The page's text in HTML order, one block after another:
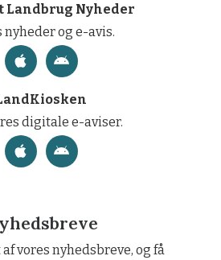
Landbrug Nyheder
nyheder og e-avis.
digitale e-aviser.
vores nyhedsbreve, og få